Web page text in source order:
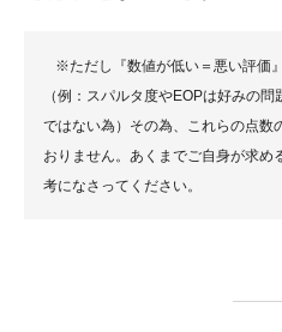
※ただし『数値が低い＝悪い評価
（例：スパルタ度やEOPは好みの
ではない為）その為、これらの点数
おりません。あくまでご自身が求め
考になさってください。